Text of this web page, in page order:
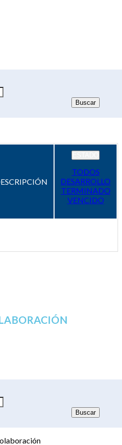
TODOS
DESARROLLO
TERMINADO
VENCIDO